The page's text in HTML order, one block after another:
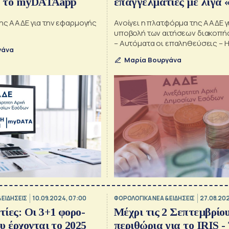
ΑΑΔΕ για την εφαρμογής
Ανοίγει η πλατφόρμα της ΑΑΔΕ
υποβολή των αιτήσεων
– Αυτόματα οι επαληθεύσεις –
Μαρία Βουργάνα
10.09.2024, 07:00
Οι 3+1 φορο-
έρχονται το 2025
ΦΟΡΟΛΟΓΙΚΑ ΝΕΑ & EΙΔΗΣΕΙΣ
Μέχρι τις 2
περιθώρια για το IRIS -